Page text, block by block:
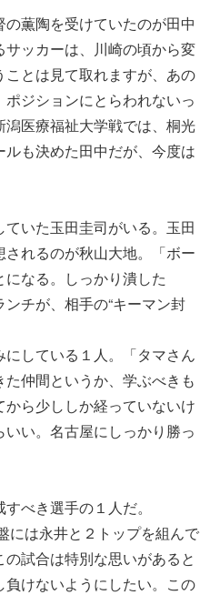
薫陶を受けていたのが田中
ッカーは、川崎の頃から変
とは見て取れますが、あの
ジションにとらわれないっ
医療福祉大学戦では、桐光
も決めた田中だが、今度は
いた玉田圭司がいる。玉田
れるのが秋山大地。「ボー
なる。しっかり潰した
チが、相手の“キーマン封
している１人。「タマさん
仲間というか、学ぶべきも
ら少ししか経っていないけ
い。名古屋にしっかり勝っ
べき選手の１人だ。
には永井と２トップを組んで
試合は特別な思いがあると
けないようにしたい。この